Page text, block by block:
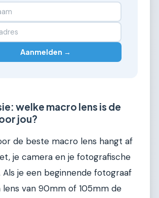
Aanmelden →
welke macro lens is de
jou?
de beste macro lens hangt af
je camera en je fotografische
Als je een beginnende fotograaf
lens van 90mm of 105mm de